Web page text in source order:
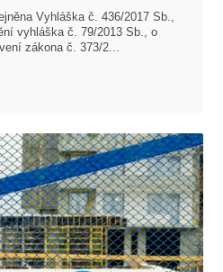
Vyhláška č. 436/2017 Sb.,
vyhláška č. 79/2013 Sb., o
zákona č. 373/2...